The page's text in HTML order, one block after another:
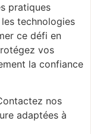
pratiques
technologies
ce défi en
vos
la confiance
nos
adaptées à